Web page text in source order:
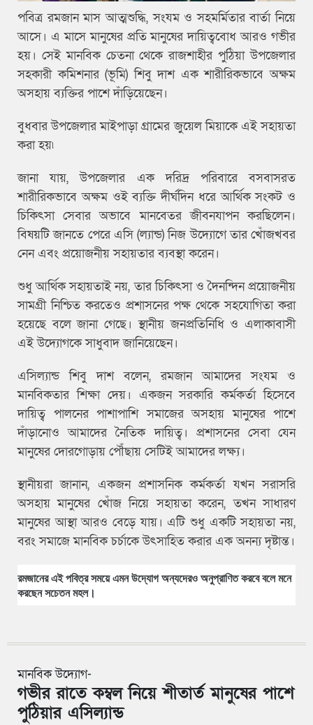
পবিত্র রমজান মাস আত্মশুদ্ধি, সংযম ও সহমর্মিতার বার্তা নিয়ে
আসে। এ মাসে মানুষের প্রতি মানুষের দায়িত্ববোধ আরও গভীর
হয়। সেই মানবিক চেতনা থেকে রাজশাহীর পুঠিয়া উপজেলার
সহকারী কমিশনার (ভূমি) শিবু দাশ এক শারীরিকভাবে অক্ষম
অসহায় ব্যক্তির পাশে দাঁড়িয়েছেন।
বুধবার উপজেলার মাইপাড়া গ্রামের জুয়েল মিয়াকে এই সহায়তা
করা হয়৷
জানা যায়, উপজেলার এক দরিদ্র পরিবারে বসবাসরত
শারীরিকভাবে অক্ষম ওই ব্যক্তি দীর্ঘদিন ধরে আর্থিক সংকট ও
চিকিৎসা সেবার অভাবে মানবেতর জীবনযাপন করছিলেন।
বিষয়টি জানতে পেরে এসি (ল্যান্ড) নিজ উদ্যোগে তার খোঁজখবর
নেন এবং প্রয়োজনীয় সহায়তার ব্যবস্থা করেন।
শুধু আর্থিক সহায়তাই নয়, তার চিকিৎসা ও দৈনন্দিন প্রয়োজনীয়
সামগ্রী নিশ্চিত করতেও প্রশাসনের পক্ষ থেকে সহযোগিতা করা
হয়েছে বলে জানা গেছে। স্থানীয় জনপ্রতিনিধি ও এলাকাবাসী
এই উদ্যোগকে সাধুবাদ জানিয়েছেন।
এসিল্যান্ড শিবু দাশ বলেন, রমজান আমাদের সংযম ও
মানবিকতার শিক্ষা দেয়। একজন সরকারি কর্মকর্তা হিসেবে
দায়িত্ব পালনের পাশাপাশি সমাজের অসহায় মানুষের পাশে
দাঁড়ানোও আমাদের নৈতিক দায়িত্ব। প্রশাসনের সেবা যেন
মানুষের দোরগোড়ায় পৌঁছায় সেটিই আমাদের লক্ষ্য।
স্থানীয়রা জানান, একজন প্রশাসনিক কর্মকর্তা যখন সরাসরি
অসহায় মানুষের খোঁজ নিয়ে সহায়তা করেন, তখন সাধারণ
মানুষের আস্থা আরও বেড়ে যায়। এটি শুধু একটি সহায়তা নয়,
বরং সমাজে মানবিক চর্চাকে উৎসাহিত করার এক অনন্য দৃষ্টান্ত।
রমজানের এই পবিত্র সময়ে এমন উদ্যোগ অন্যদেরও অনুপ্রাণিত করবে বলে মনে
করছেন সচেতন মহল।
মানবিক উদ্যোগ-
গভীর রাতে কম্বল নিয়ে শীতার্ত মানুষের পাশে
পুঠিয়ার এসিল্যান্ড